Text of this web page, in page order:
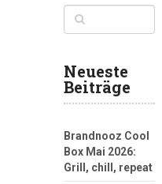
Neueste
Beiträge
Brandnooz Cool
Box Mai 2026:
Grill, chill, repeat